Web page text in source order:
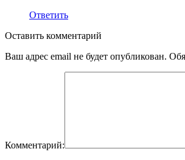
Ответить
Оставить комментарий
Ваш адрес email не будет опубликован.
Комментарий: